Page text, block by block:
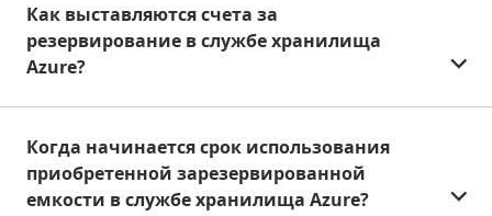
Как выставляются счета за
резервирование в службе хранилища
Azure?
Когда начинается срок использования
приобретенной зарезервированной
емкости в службе хранилища Azure?